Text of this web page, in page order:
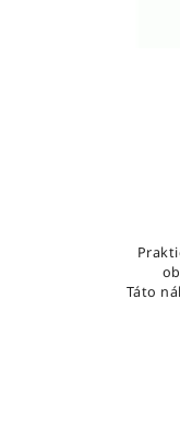
Táto